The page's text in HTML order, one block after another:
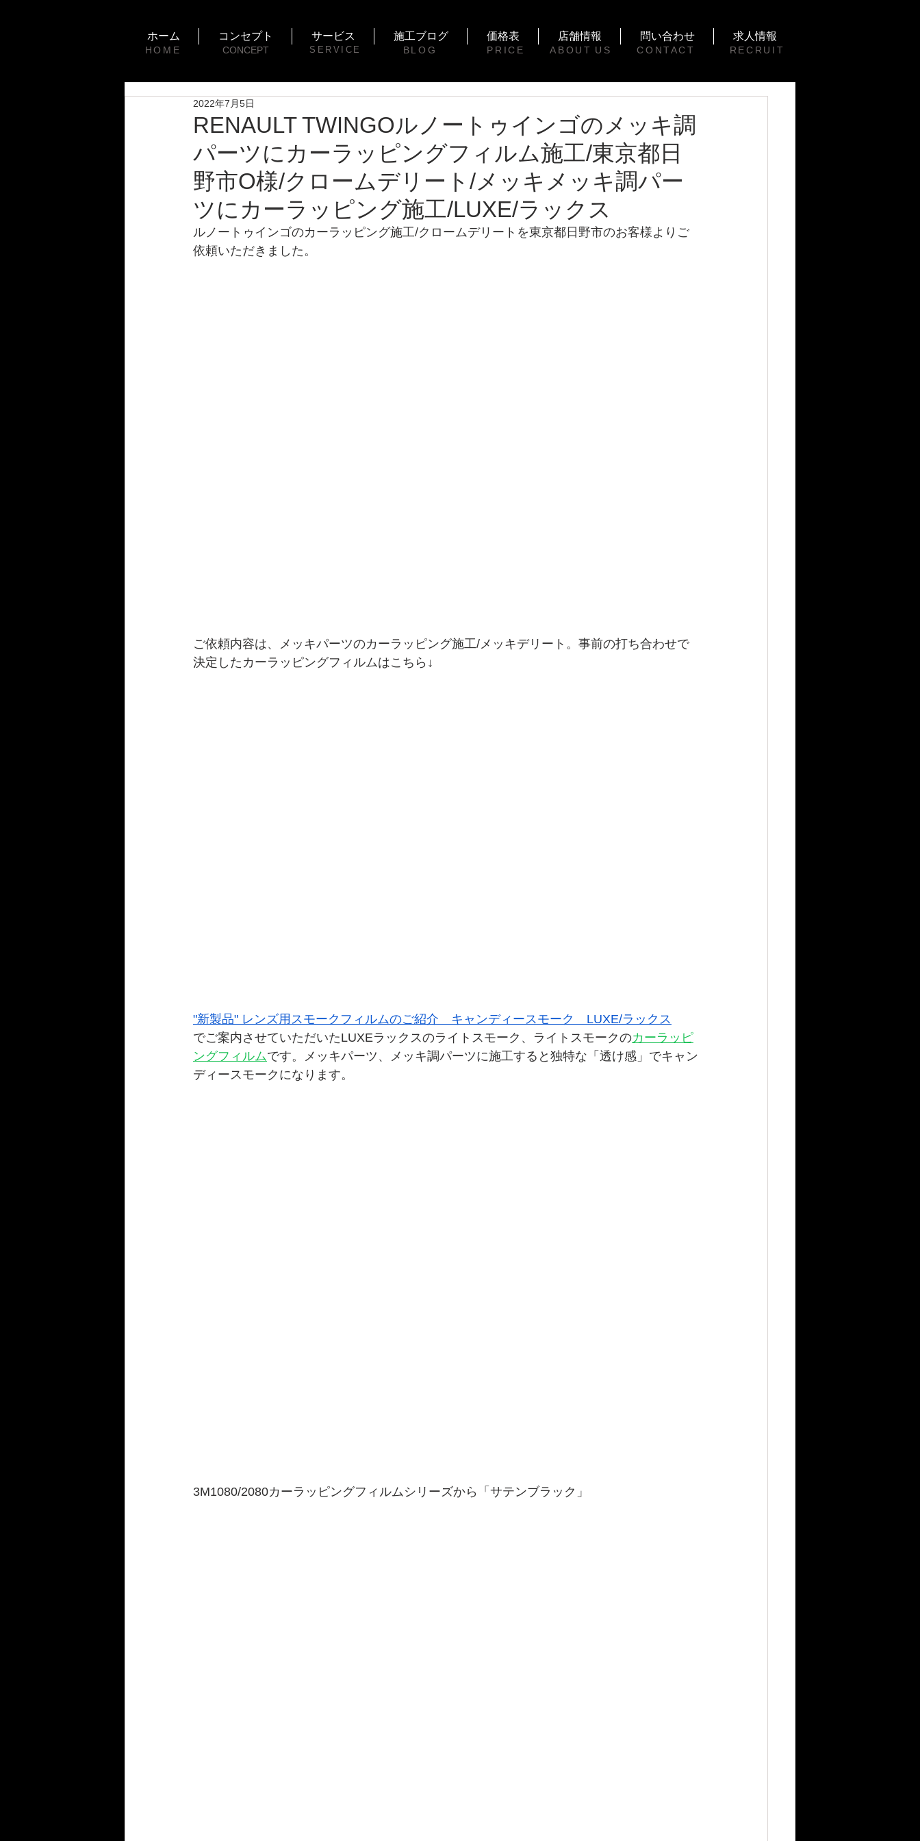
ホーム コンセプト サービス 施工ブログ 価格表 店舗情報 問い合わせ 求人情報
HOME CONCEPT SERVICE BLOG PRICE ABOUT US CONTACT RECRUIT
RENAULT TWINGOルノートゥインゴのメッキ調
パーツにカーラッピングフィルム施工/東京都日
野市O様/クロームデリート/メッキメッキ調パー
ツにカーラッピング施工/LUXE/ラックス
2022年7月5日
ルノートゥインゴのカーラッピング施工/クロームデリートを東京都日野市のお客様よりご
依頼いただきました。
ご依頼内容は、メッキパーツのカーラッピング施工/メッキデリート。事前の打ち合わせで
決定したカーラッピングフィルムはこちら↓
"新製品" レンズ用スモークフィルムのご紹介　キャンディースモーク　LUXE/ラックス
でご案内させていただいたLUXEラックスのライトスモーク、ライトスモークのカーラッピ
ングフィルムです。メッキパーツ、メッキ調パーツに施工すると独特な「透け感」でキャン
ディースモークになります。
3M1080/2080カーラッピングフィルムシリーズから「サテンブラック」